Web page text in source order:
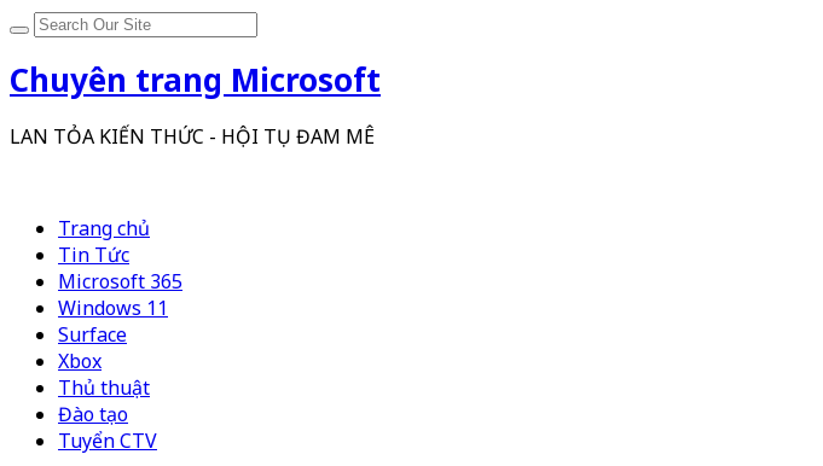
Chuyên trang Microsoft
LAN TỎA KIẾN THỨC - HỘI TỤ ĐAM MÊ
Trang chủ
Tin Tức
Microsoft 365
Windows 11
Surface
Xbox
Thủ thuật
Đào tạo
Tuyển CTV